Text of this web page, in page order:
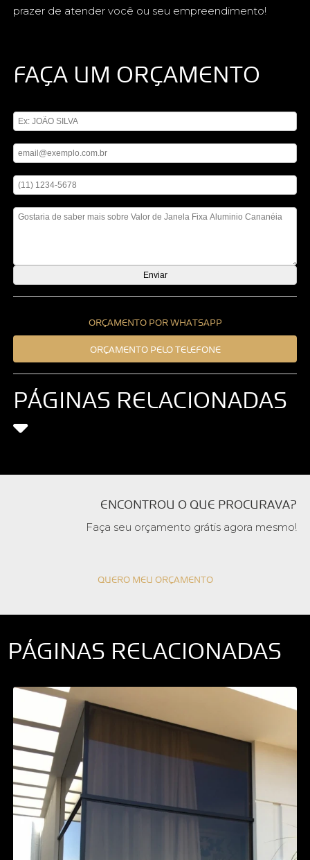
prazer de atender você ou seu empreendimento!
FAÇA UM ORÇAMENTO
ORÇAMENTO POR WHATSAPP
ORÇAMENTO PELO TELEFONE
PÁGINAS RELACIONADAS
ENCONTROU O QUE PROCURAVA?
Faça seu orçamento grátis agora mesmo!
QUERO MEU ORÇAMENTO
PÁGINAS RELACIONADAS